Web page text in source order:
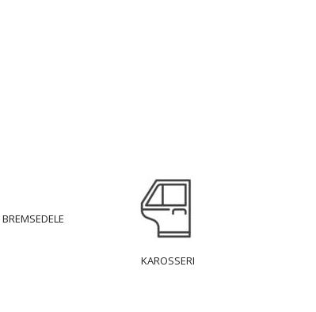
BREMSEDELE
KAROSSERI